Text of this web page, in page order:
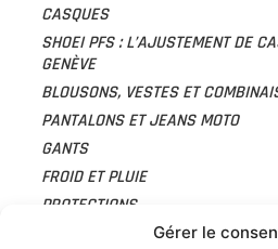
Gérer le
CASQUES
SHOEI PFS : L’AJUSTEMENT DE
GENÈVE
BLOUSONS, VESTES ET
PANTALONS ET JEANS MOTO
GANTS
FROID ET PLUIE
PROTECTIONS